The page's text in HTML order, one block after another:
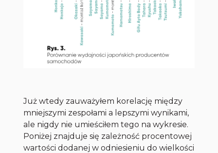
Już wtedy zauważyłem korelację między
mniejszymi zespołami a lepszymi wynikami,
ale nigdy nie umieściłem tego na wykresie.
Poniżej znajduje się zależność procentowej
wartości dodanej w odniesieniu do wielkości